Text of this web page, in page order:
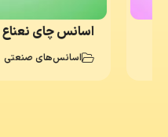
اسانس چای نعناع
اسانس‌های صنعتی